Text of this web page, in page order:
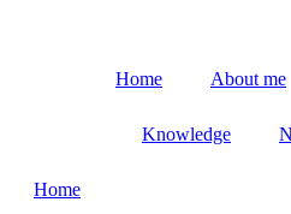
Home About me
Knowledge
Home